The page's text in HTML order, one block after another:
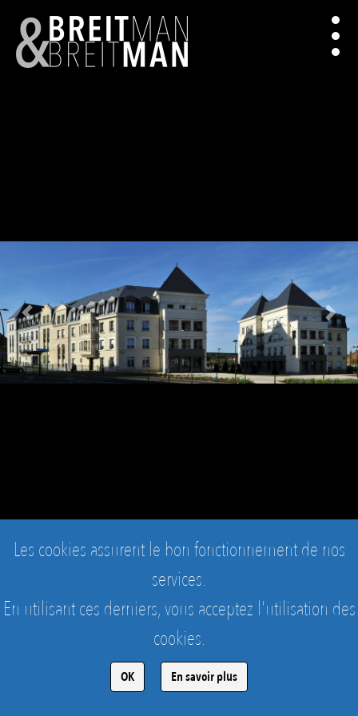
Previous Next
SAINT-LAURENT-BLANGY - CITÉ ROBESPIERRE AUX
Les cookies assurent le bon fonctionnement de nos
services.
En utilisant ces derniers, vous acceptez l'utilisation des
cookies.
OK En savoir plus